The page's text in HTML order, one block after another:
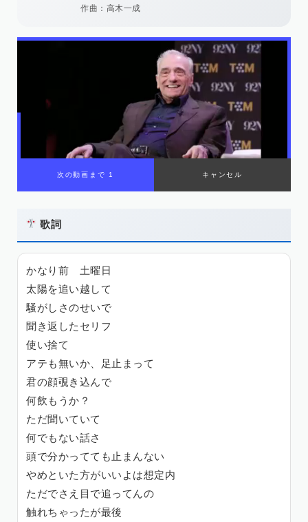
作曲：高木一成
歌詞
かなり前 土曜日
太陽を追い越して
騒がしさのせいで
聞き返したセリフ
使い捨て
アテも無いか、足止まって
君の顔覗き込んで
何飲もうか？
ただ聞いていて
何でもない話さ
頭で分かってても止まんない
やめといた方がいいよは想定内
ただでさえ目で追ってんの
触れちゃったが最後